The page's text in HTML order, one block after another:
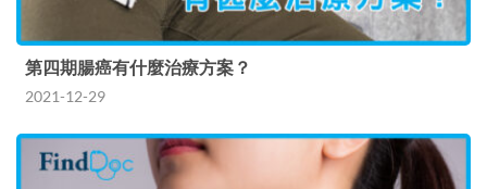
第四期腸癌有什麼治療方案？
2021-12-29